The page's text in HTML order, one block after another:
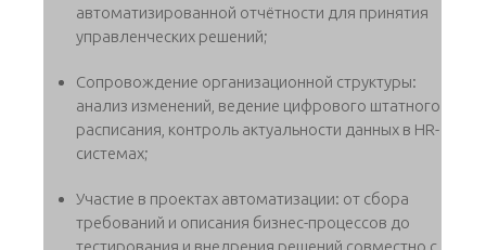
автоматизированной отчётности для принятия
управленческих решений;
Сопровождение организационной структуры:
анализ изменений, ведение цифрового штатного
расписания, контроль актуальности данных в HR-
системах;
Участие в проектах автоматизации: от сбора
требований и описания бизнес-процессов до
тестирования и внедрения решений совместно с